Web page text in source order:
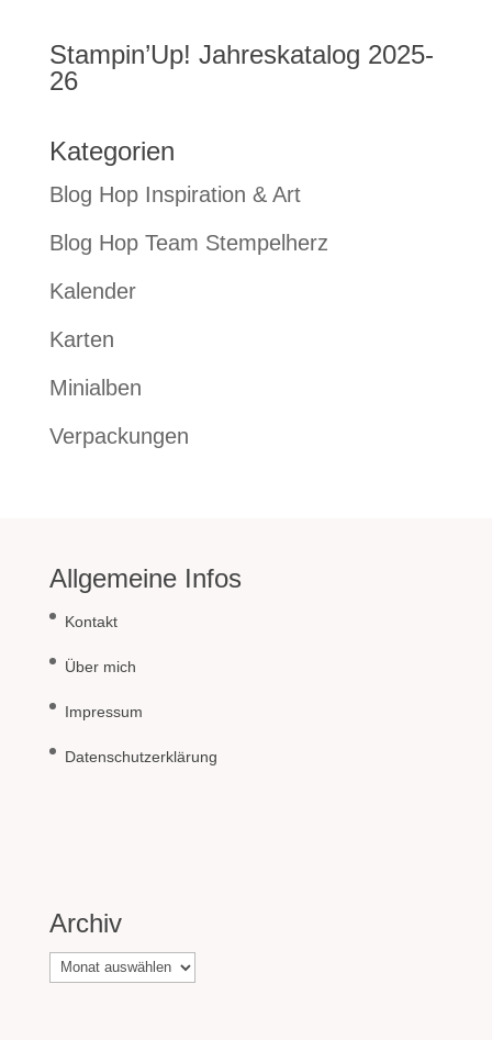
Stampin’Up! Jahreskatalog 2025-
26
Kategorien
Blog Hop Inspiration & Art
Blog Hop Team Stempelherz
Kalender
Karten
Minialben
Verpackungen
Allgemeine Infos
Kontakt
Über mich
Impressum
Datenschutzerklärung
Archiv
Archiv